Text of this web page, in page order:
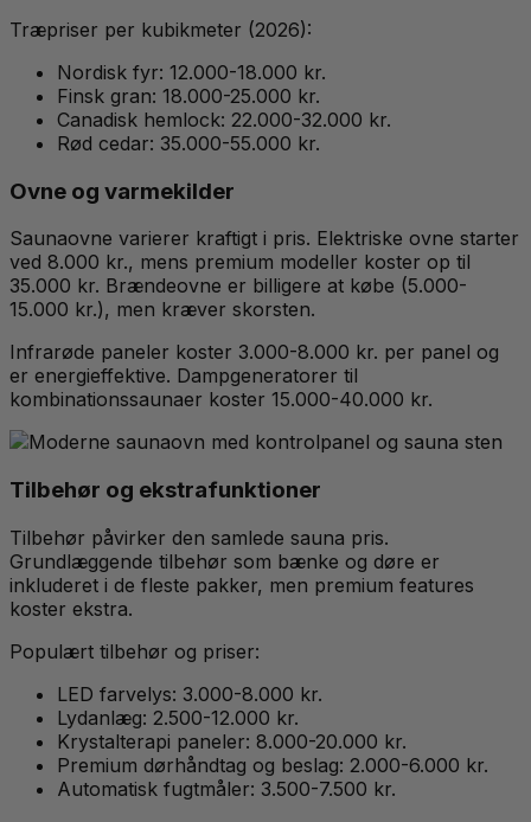
Træpriser per kubikmeter (2026):
Nordisk fyr: 12.000-18.000 kr.
Finsk gran: 18.000-25.000 kr.
Canadisk hemlock: 22.000-32.000 kr.
Rød cedar: 35.000-55.000 kr.
Ovne og varmekilder
Saunaovne varierer kraftigt i pris. Elektriske ovne starter
ved 8.000 kr., mens premium modeller koster op til
35.000 kr. Brændeovne er billigere at købe (5.000-
15.000 kr.), men kræver skorsten.
Infrarøde paneler koster 3.000-8.000 kr. per panel og
er energieffektive. Dampgeneratorer til
kombinationssaunaer koster 15.000-40.000 kr.
Tilbehør og ekstrafunktioner
Tilbehør påvirker den samlede sauna pris.
Grundlæggende tilbehør som bænke og døre er
inkluderet i de fleste pakker, men premium features
koster ekstra.
Populært tilbehør og priser:
LED farvelys: 3.000-8.000 kr.
Lydanlæg: 2.500-12.000 kr.
Krystalterapi paneler: 8.000-20.000 kr.
Premium dørhåndtag og beslag: 2.000-6.000 kr.
Automatisk fugtmåler: 3.500-7.500 kr.